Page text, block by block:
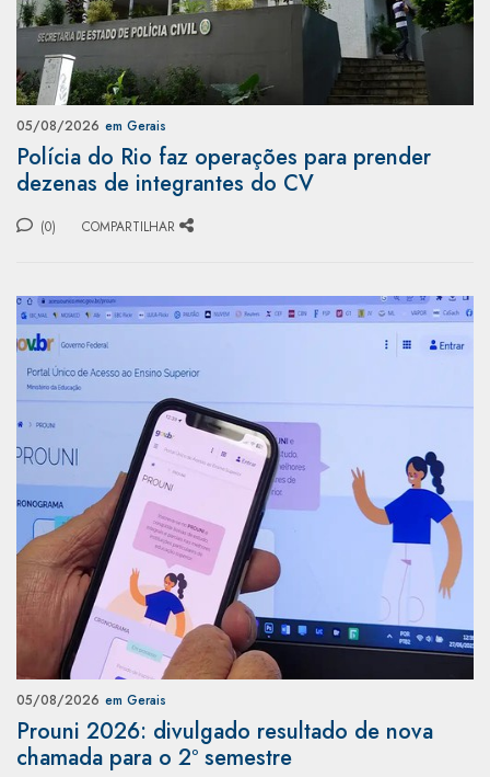
05/08/2026 em Gerais
Polícia do Rio faz operações para prender
dezenas de integrantes do CV
(0) COMPARTILHAR
05/08/2026 em Gerais
Prouni 2026: divulgado resultado de nova
chamada para o 2º semestre